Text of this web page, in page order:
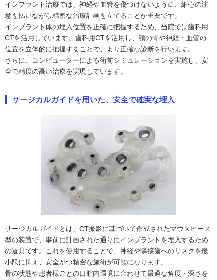
インプラント治療では、神経や血管を傷つけないように、細心の注
意を払いながら精密な治療計画を立てることが重要です。
インプラント体の埋入位置を正確に把握するため、当院では歯科用
CTを活用しています。歯科用CTを活用し、顎の骨や神経・血管の
位置を立体的に把握することで、より正確な診断を行います。
さらに、コンピューターによる術前シミュレーションを実施し、安
全で精度の高い治療を実現しています。
サージカルガイドを用いた、安全で確実な埋入
サージカルガイドとは、CT撮影に基づいて作成されたマウスピース
型の装置で、事前に計画された通りにインプラントを埋入するため
の道具です。これを使用することで、神経や隣接歯へのリスクを最
小限に抑え、安全かつ精密な施術が可能になります。
骨の状態や患者様ごとの口腔内環境に合わせて最適な角度・深さを